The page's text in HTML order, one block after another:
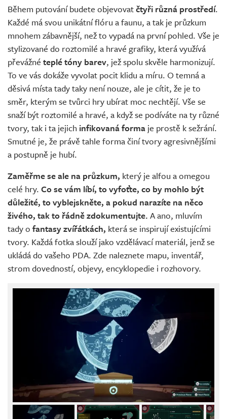
Během putování budete objevovatčtyři různá prostředí.
Každé má svou unikátní flóru a faunu, a tak je průzkum
mnohem zábavnější, než to vypadá na první pohled. Vše je
stylizované do roztomilé a hravé grafiky, která využívá
převážné teplé tóny barev, jež spolu skvěle harmonizují.
To ve vás dokáže vyvolat pocit klidu a míru. O temná a
děsivá místa tady taky není nouze, ale je cítit, že je to
směr, kterým se tvůrci hry ubírat moc nechtějí. Vše se
snaží být roztomilé a hravé, a když se podíváte na ty různé
tvory, tak i ta jejich infikovaná forma je prostě k sežrání.
Smutné je, že právě tahle forma činí tvory agresivnějšími
a postupně je hubí.
Zaměřme se ale na průzkum, který je alfou a omegou
celé hry. Co se vám líbí, to vyfoťte, co by mohlo být
důležité, to vyblejskněte, a pokud narazíte na něco
živého, tak to řádně zdokumentujte. A ano, mluvím
tady o fantasy zvířátkách, která se inspirují existujícími
tvory. Každá fotka slouží jako vzdělávací materiál, jenž se
ukládá do vašeho PDA. Zde naleznete mapu, inventář,
strom dovedností, objevy, encyklopedie i rozhovory.